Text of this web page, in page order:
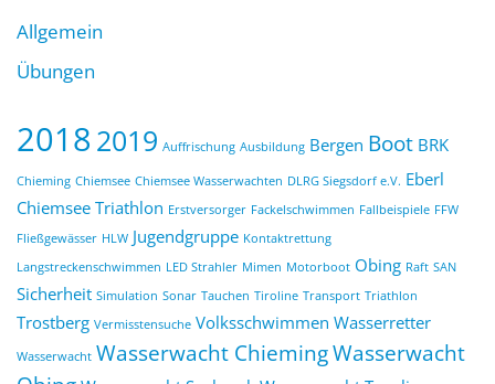
Allgemein
Übungen
2018 2019 Auffrischung Ausbildung Bergen Boot BRK
Chieming Chiemsee Chiemsee Wasserwachten DLRG Siegsdorf e.V. Eberl
Chiemsee Triathlon Erstversorger Fackelschwimmen Fallbeispiele FFW
Fließgewässer HLW Jugendgruppe Kontaktrettung
Langstreckenschwimmen LED Strahler Mimen Motorboot Obing Raft SAN
Sicherheit Simulation Sonar Tauchen Tiroline Transport Triathlon
Trostberg Vermisstensuche Volksschwimmen Wasserretter
Wasserwacht Wasserwacht ChiemingWasserwacht